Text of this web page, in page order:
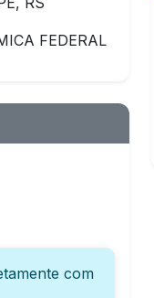
FEDERAL
com